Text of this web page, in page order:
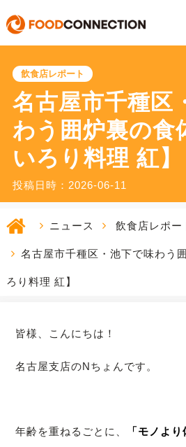
飲食店レポート
名古屋市千種区
わう囲炉裏の食
いろり料理 紅】
投稿日時：2026-06-11
ニュース 飲食店レポー
名古屋市千種区・池下で味わう
ろり料理 紅】
皆様、こんにちは！
名古屋支店のNちょんです。
年齢を重ねるごとに、 「モノより